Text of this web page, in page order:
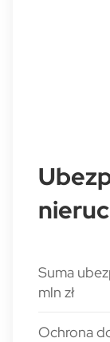
Suma
mln zł
Ochrona